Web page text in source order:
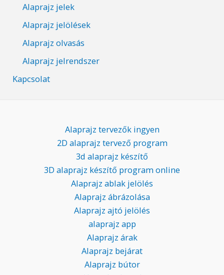
Alaprajz jelek
Alaprajz jelölések
Alaprajz olvasás
Alaprajz jelrendszer
Kapcsolat
Alaprajz tervezők ingyen
2D alaprajz tervező program
3d alaprajz készítő
3D alaprajz készítő program online
Alaprajz ablak jelölés
Alaprajz ábrázolása
Alaprajz ajtó jelölés
alaprajz app
Alaprajz árak
Alaprajz bejárat
Alaprajz bútor